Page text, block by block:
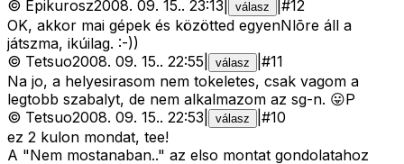
© Epikurosz2008. 09. 15.. 23:13 válasz #12
OK, akkor mai gépek és közötted egyenNlõre áll a
játszma, ikúilag. :-))
© Tetsuo2008. 09. 15.. 22:55 válasz #11
Na jo, a helyesirasom nem tokeletes, csak vagom a
legtobb szabalyt, de nem alkalmazom az sg-n. 😛P
© Tetsuo2008. 09. 15.. 22:53 válasz #10
ez 2 kulon mondat, tee!
A "Nem mostanaban.." az elso montat gondolatahoz